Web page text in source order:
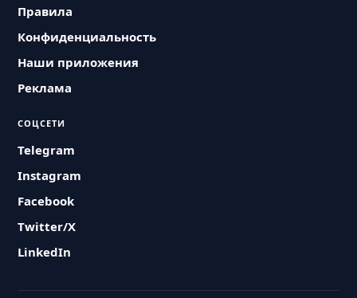
Правила
Конфиденциальность
Наши приложения
Реклама
СОЦСЕТИ
Telegram
Instagram
Facebook
Twitter/X
LinkedIn